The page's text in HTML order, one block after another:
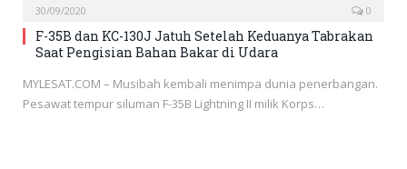
30/09/2020 0
F-35B dan KC-130J Jatuh Setelah Keduanya Tabrakan
Saat Pengisian Bahan Bakar di Udara
MYLESAT.COM – Musibah kembali menimpa dunia penerbangan.
Pesawat tempur siluman F-35B Lightning II milik Korps…